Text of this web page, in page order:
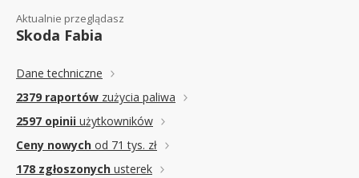
Aktualnie przeglądasz
Skoda Fabia
Dane techniczne
2379 raportów zużycia paliwa
2597 opinii użytkowników
Ceny nowych od 71 tys. zł
178 zgłoszonych usterek